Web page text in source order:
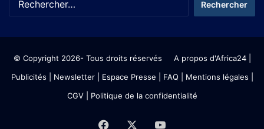
© Copyright 2026- Tous droits réservés A propos d'Africa24|
Publicités
Newsletter| Espace Presse | FAQ | Mentions légales
CGV| Politique de la confidentialité